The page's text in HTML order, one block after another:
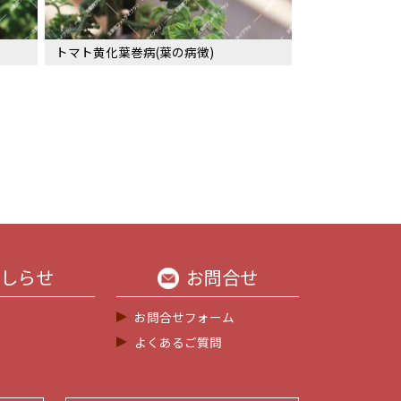
トマト黄化葉巻病(葉の病徴)
らせ お問合せ
お問合せフォーム
よくあるご質問